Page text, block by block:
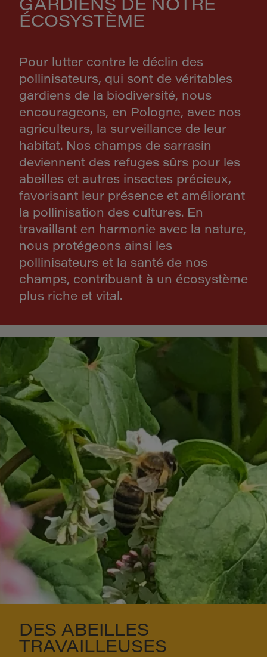
GARDIENS DE NOTRE
ÉCOSYSTÈME
Pour lutter contre le déclin des
pollinisateurs, qui sont de véritables
gardiens de la biodiversité, nous
encourageons, en Pologne, avec nos
agriculteurs, la surveillance de leur
habitat. Nos champs de sarrasin
deviennent des refuges sûrs pour les
abeilles et autres insectes précieux,
favorisant leur présence et améliorant
la pollinisation des cultures. En
travaillant en harmonie avec la nature,
nous protégeons ainsi les
pollinisateurs et la santé de nos
champs, contribuant à un écosystème
plus riche et vital.
DES ABEILLES
TRAVAILLEUSES